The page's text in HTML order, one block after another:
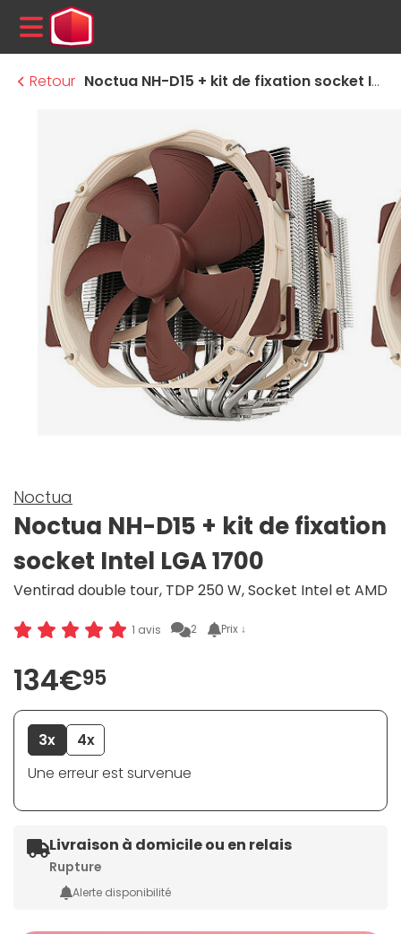
MENU
Retour
Noctua NH-D15 + kit de fixation socket Intel LGA 1700
Noctua
Noctua NH-D15 + kit de fixation
socket Intel LGA 1700
Ventirad double tour, TDP 250 W, Socket Intel et AMD
1 avis 2 Prix ↓
134€95
3x
4x
Une erreur est survenue
Livraison à domicile ou en relais
Rupture
Alerte disponibilité